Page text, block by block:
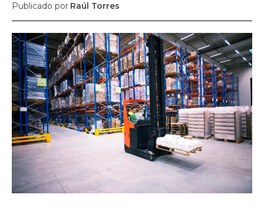
SUBSCRIBE
Welcome to Liberty Case
We have a curated list of the most noteworthy news from all
across the globe. With any subscription plan, you get access
toexclusive articlesthat let you stay ahead of the curve.
Your Profile
NEWS PUBLIC OPINION
Publicado por Raúl Torres